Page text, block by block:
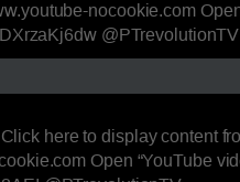
nocookie.com
@PTrevolutionTV
here to display content
Open “YouTube